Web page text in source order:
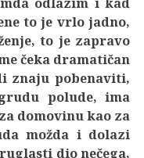
to je vrlo jadno,
to je zapravo
čeka dramatičan
znaju pobenaviti,
polude, ima
domovinu kao za
možda i dolazi
dio nečega,